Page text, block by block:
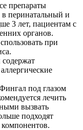
препараты
перинатальный и
3 лет, пациентам с
органов.
при
под глазом
лечить
вызвать
подходят
компонентов.